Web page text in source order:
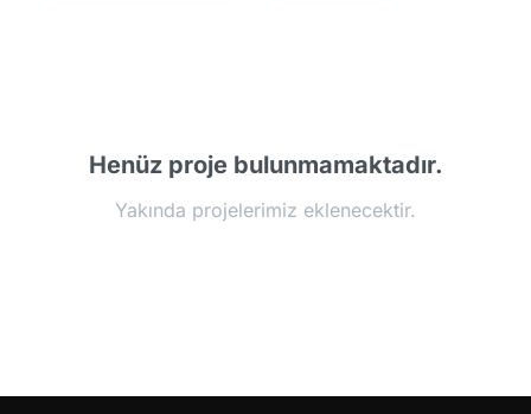
Henüz proje bulunmamaktadır.
Yakında projelerimiz eklenecektir.